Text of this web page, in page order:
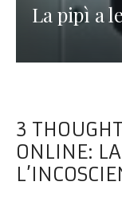
La pipì a
3
ONLINE: